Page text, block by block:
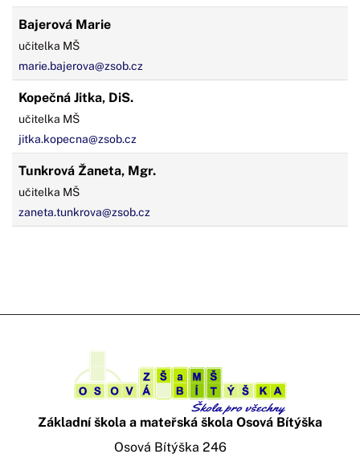
Bajerová Marie
učitelka MŠ
marie.bajerova@zsob.cz
Kopečná Jitka, DiS.
učitelka MŠ
jitka.kopecna@zsob.cz
Tunkrová Žaneta, Mgr.
učitelka MŠ
zaneta.tunkrova@zsob.cz
Základní škola a mateřská škola Osová Bítýška
Osová Bítýška 246